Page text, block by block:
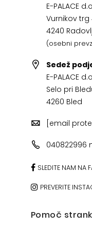
E-PALACE
Vurnikov trg
4240
(osebni
Sedež
E-PALACE
Selo pri
4260 Bled
[email
040822996
SLEDITE NAM NA
PREVERITE
Pomoč